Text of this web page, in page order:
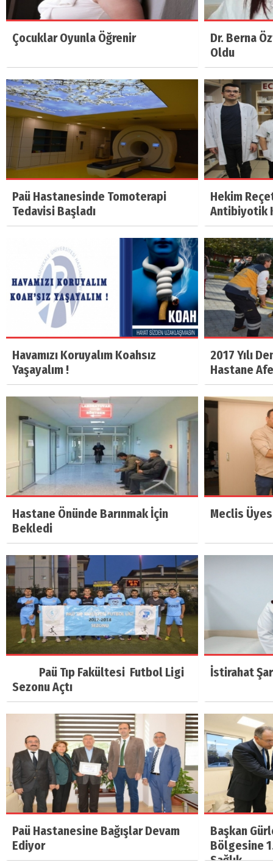
Çocuklar Oyunla Öğrenir
Dr. Berna
Oldu
Paü Hastanesinde Tomoterapi
Tedavisi Başladı
Hekim
Antibiyotik
Havamızı Koruyalım Koahsız
Yaşayalım !
2017 Yılı
Hastane
Hastane Önünde Barınmak İçin
Bekledi
Meclis
Paü Tıp Fakültesi Futbol Ligi
Sezonu Açtı
İstirahat
Paü Hastanesine Bağışlar Devam
Ediyor
Başkan
Bölgesine
Sağlık…